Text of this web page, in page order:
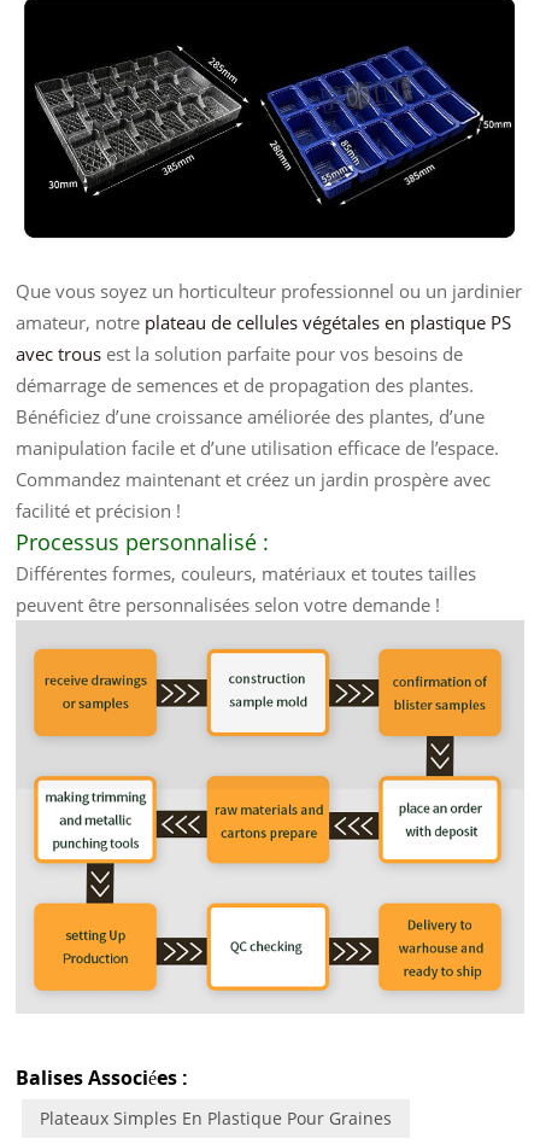
Que vous soyez un horticulteur professionnel ou un jardinier
amateur, notre plateau de cellules végétales en plastique PS
avec trous est la solution parfaite pour vos besoins de
démarrage de semences et de propagation des plantes.
Bénéficiez d’une croissance améliorée des plantes, d’une
manipulation facile et d’une utilisation efficace de l’espace.
Commandez maintenant et créez un jardin prospère avec
facilité et précision !
Processus personnalisé :
Différentes formes, couleurs, matériaux et toutes tailles
peuvent être personnalisées selon votre demande !
Balises Associées :
Plateaux Simples En Plastique Pour Graines